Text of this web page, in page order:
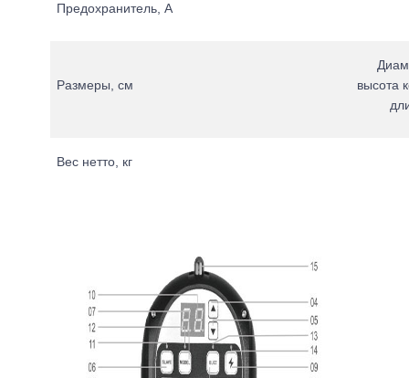
Предохранитель, А
Размеры, см
высота
Вес нетто, кг